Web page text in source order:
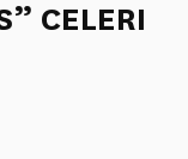
CELERI